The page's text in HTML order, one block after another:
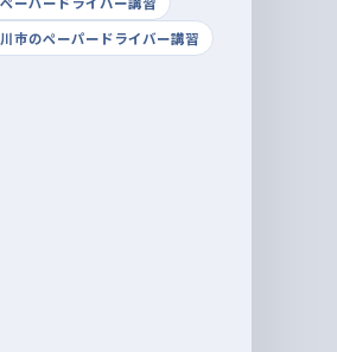
市のペーパードライバー講習